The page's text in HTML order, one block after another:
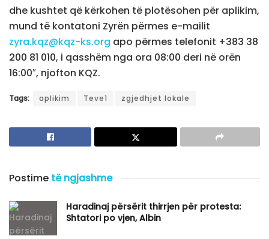
dhe kushtet që kërkohen të plotësohen për aplikim,
mund të kontatoni Zyrën përmes e-mailit
zyra.kqz@kqz-ks.org apo përmes telefonit +383 38
200 81 010, i qasshëm nga ora 08:00 deri në orën
16:00″, njofton KQZ.
Tags: aplikim Teve1 zgjedhjet lokale
Postime të ngjashme
Haradinaj përsërit thirrjen për protesta:
Shtatori po vjen, Albin